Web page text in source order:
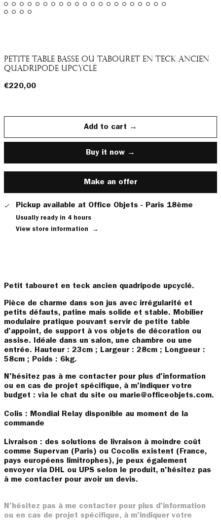
Petite table basse ou tabouret en teck ancien
quadripode upcyclé
Regular
€220,00
Add to cart →
Buy it now
Make an offer
Pickup available at Office Objets - Paris 18ème
Usually ready in 4 hours
View store information →
Petit tabouret en teck ancien quadripode upcyclé.
Pièce de charme dans son jus avec irrégularité et
petits défauts, patine mais solide et stable. Mobilier
modulaire pratique pouvant servir de petite table
d'appoint, de support à vos objets de décoration ou
assise. Idéale dans un salon, une chambre ou une
entrée. Hauteur : 23cm ; Largeur : 28cm ; Longueur :
58cm ; Poids : 6kg.
N'hésitez pas à me contacter pour plus d'information
ou en cas de projet spécifique, à m'indiquer votre
budget : via le chat du site ou marie@officeobjets.com.
Colis : Mondial Relay disponible au moment de la
commande
Livraison : des solutions de livraison à moindre coût
comme Supervan (Paris) ou Cocolis existent (France,
pays européens limitrophes), je peux également
envoyer via DHL ou UPS selon le produit, n'hésitez pas
à me contacter pour avoir un devis.
N'hésitez pas à me contacter pour plus d'information
ou en cas de projet spécifique, à m'indiquer votre